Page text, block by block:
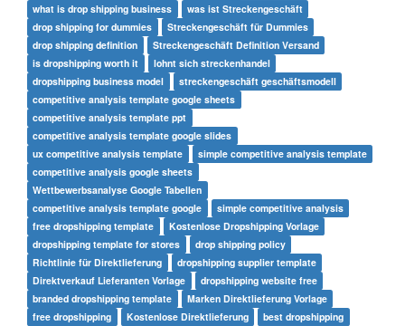
what is drop shipping business
was ist Streckengeschäft
drop shipping for dummies
Streckengeschäft für Dummies
drop shipping definition
Streckengeschäft Definition Versand
is dropshipping worth it
lohnt sich streckenhandel
dropshipping business model
streckengeschäft geschäftsmodell
competitive analysis template google sheets
competitive analysis template ppt
competitive analysis template google slides
ux competitive analysis template
simple competitive analysis template
competitive analysis google sheets
Wettbewerbsanalyse Google Tabellen
competitive analysis template google
simple competitive analysis
free dropshipping template
Kostenlose Dropshipping Vorlage
dropshipping template for stores
drop shipping policy
Richtlinie für Direktlieferung
dropshipping supplier template
Direktverkauf Lieferanten Vorlage
dropshipping website free
branded dropshipping template
Marken Direktlieferung Vorlage
free dropshipping
Kostenlose Direktlieferung
best dropshipping